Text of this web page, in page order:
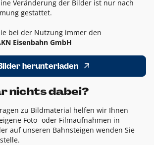
Veränderung der Bilder ist nur nach
gestattet.
bei der Nutzung immer den
Eisenbahn GmbH
herunterladen
nichts dabei?
zu Bildmaterial helfen wir Ihnen
Foto- oder Filmaufnahmen in
auf unseren Bahnsteigen wenden Sie